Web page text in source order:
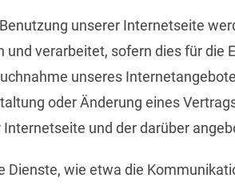
unserer Internetseite
und verarbeitet, sofern dies für die
unseres
oder Änderung eines
Internetseite und der darüber
Dienste, wie etwa die